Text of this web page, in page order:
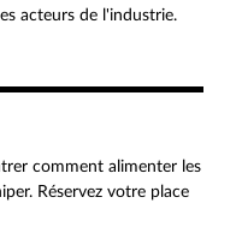
acteurs de l'industrie.
comment alimenter les
Réservez votre place